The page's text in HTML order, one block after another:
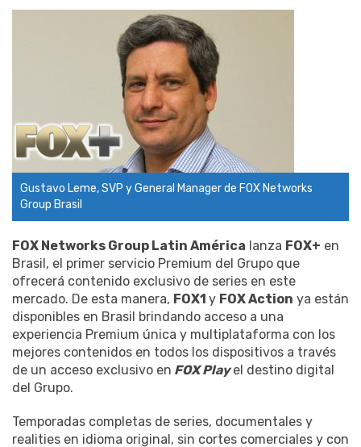
Gustavo Leme, SVP y General Manager de FOX Networks
Group Brasil
FOX Networks Group Latin América lanza FOX+ en
Brasil, el primer servicio Premium del Grupo que
ofrecerá contenido exclusivo de series en este
mercado. De esta manera, FOX1 y FOX Action ya están
disponibles en Brasil brindando acceso a una
experiencia Premium única y multiplataforma con los
mejores contenidos en todos los dispositivos a través
de un acceso exclusivo en FOX Playel destino digital
del Grupo.
Temporadas completas de series, documentales y
realities en idioma original, sin cortes comerciales y con